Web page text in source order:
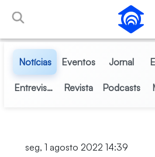
Pular para o Conteúdo principal
Notícias Eventos Jornal
Entrevistas Revista Podcasts
seg, 1 agosto 2022 14:39